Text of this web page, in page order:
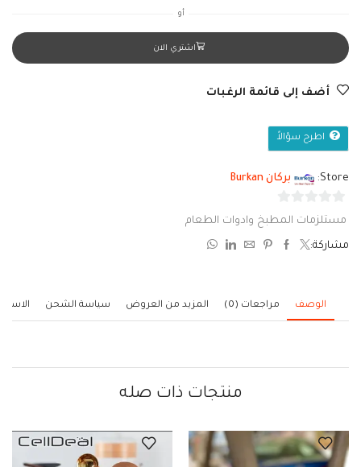
أو
اشتري الان
أضف إلى قائمة الرغبات
اطرح سؤالاً
Store: بركان Burkan
0
مستلزمات المطبخ وادوات الطعام
مشاركة:
الوصف مراجعات (0) المزيد من العروض سياسة الشحن
منتجات ذات صله